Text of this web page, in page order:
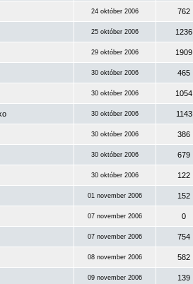
24 október 2006 762
25 október 2006 1236
29 október 2006 1909
30 október 2006 465
30 október 2006 1054
30 október 2006 1143
30 október 2006 386
30 október 2006 679
30 október 2006 122
01 november 2006 152
07 november 2006 0
07 november 2006 754
08 november 2006 582
09 november 2006 139